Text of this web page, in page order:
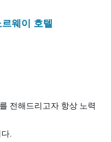
웨이 호텔
전해드리고자 항상 노력
.